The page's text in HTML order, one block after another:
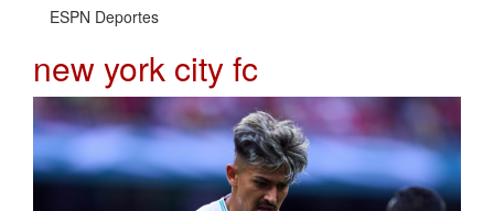
ESPN Deportes
new york city fc